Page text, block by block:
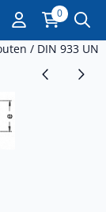
0
/ DIN 933